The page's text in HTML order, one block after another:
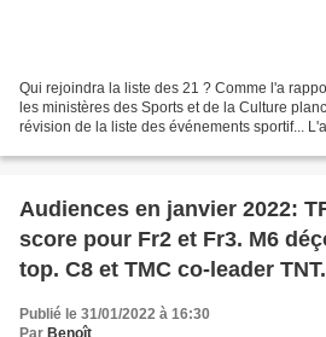
Qui rejoindra la liste des 21 ? Comme l'a
les ministères des Sports et de la Culture
révision de la liste des événements sportif...
Audiences en janvier 2022:
score pour Fr2 et Fr3. M6
top. C8 et TMC co-leader TNT.
Publié le 31/01/2022 à 16:30
Par Benoît